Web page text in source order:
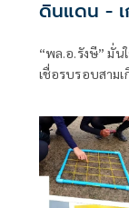
ดินแดน - เ
“พล.อ.รังษี” มั่น
เชื่อรบรอบสาม